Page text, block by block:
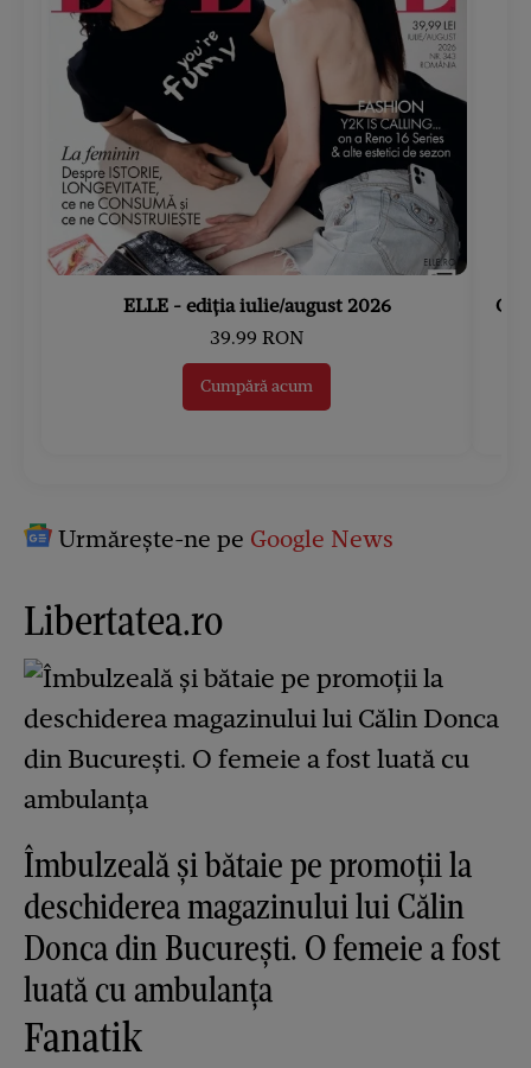
ELLE - ediția iulie/august 2026
39.99 RON
Cumpără acum
Urmărește-ne pe Google News
Libertatea.ro
Îmbulzeală și bătaie pe promoții la
deschiderea magazinului lui Călin
Donca din București. O femeie a fost
luată cu ambulanța
Fanatik